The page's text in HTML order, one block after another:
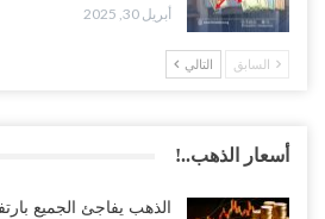
أبريل 30, 2025
السابق التالي
أسعار الذهب..!
الذهب يفاجئ الجميع